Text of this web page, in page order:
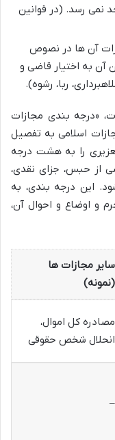
نمی رسد. (در قوانین
آن ها در نصوص
آن به اختیار قاضی و
ربا، رشوه).
«درجه بندی مجازات
که در ماده ۱۹ قانون مجازات اسلامی به تفصیل
را به هشت درجه
از حبس، جزای نقدی،
این درجه بندی، به
و اوضاع و احوال آن،
سایر مجازات ها
(نمونه)
مصادره کل اموال،
انحلال شخص حقوقی
–